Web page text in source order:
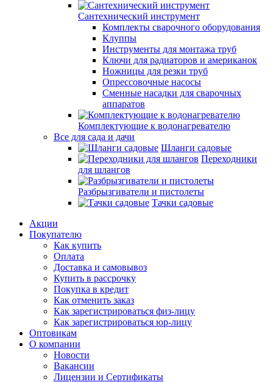
Сантехнический инструмент
Комплекты сварочного оборудования
Клуппы
Инструменты для монтажа труб
Ключи для радиаторов и американок
Ножницы для резки труб
Опрессовочные насосы
Сменные насадки для сварочных
аппаратов
Комплектующие к водонагревателю
Все для сада и дачи
Шланги садовые
Переходники
для шлангов
Разбрызгиватели и пистолеты
Тачки садовые
Акции
Покупателю
Как купить
Оплата
Доставка и самовывоз
Купить в рассрочку
Покупка в кредит
Как отменить заказ
Как зарегистрироваться физ-лицу
Как зарегистрироваться юр-лицу
Оптовикам
О компании
Новости
Вакансии
Лицензии и Сертификаты